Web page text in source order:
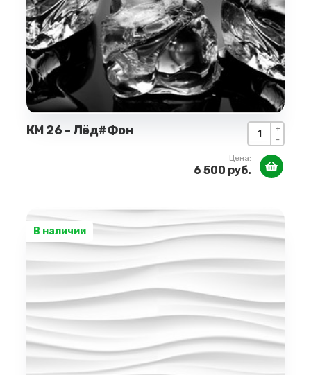
КМ 26 - Лёд#Фон +
-
Цена:
6 500 руб.
В наличии